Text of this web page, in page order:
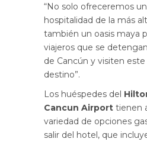
“No solo ofreceremos
hospitalidad de la más
también un oasis maya
viajeros que se
de Cancún y visiten
destino”.
Los huéspedes del
Cancun Airport tienen
variedad de opciones
salir del hotel, que